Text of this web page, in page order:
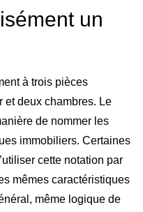
un
à trois pièces
et deux chambres. Le
de nommer les
immobiliers. Certaines
cette notation par
mêmes caractéristiques
même logique de